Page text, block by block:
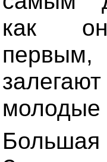
как он
молодые